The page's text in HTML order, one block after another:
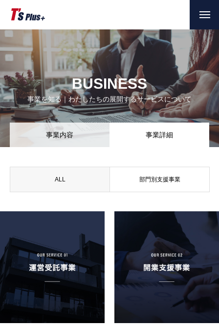
BUSINESS
事業を知る｜わたしたちの展開するサービスについて
事業内容 事業詳細
ALL 部門別支援事業